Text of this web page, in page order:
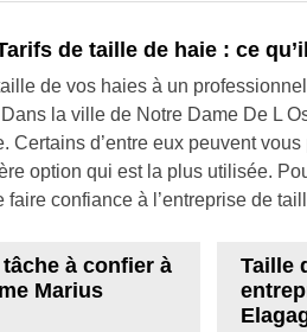
de taille de haie : ce
de vos haies à un
la ville de Notre Dame De L
Certains d’entre eux peuvent
option qui est la plus utilisée.
faire confiance à l’entreprise de
à confier à
Marius
Taille